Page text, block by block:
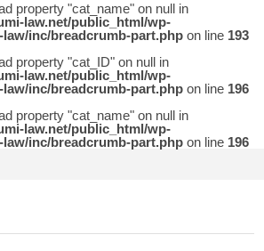
property "cat_name" on null in
law.net/public_html/wp-
inc/breadcrumb-part.php on line 193
property "cat_ID" on null in
law.net/public_html/wp-
inc/breadcrumb-part.php on line 196
property "cat_name" on null in
law.net/public_html/wp-
inc/breadcrumb-part.php on line 196